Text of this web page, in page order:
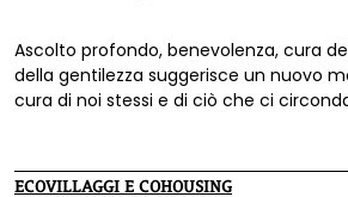
Ascolto profondo, benevolenza, cura
della gentilezza suggerisce un nuovo
cura di noi stessi e di ciò che ci
ECOVILLAGGI E COHOUSING